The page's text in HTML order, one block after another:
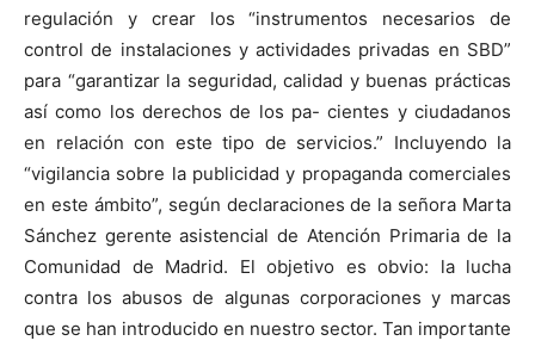
regulación y crear los “instrumentos necesarios de
control de instalaciones y actividades privadas en SBD”
para “garantizar la seguridad, calidad y buenas prácticas
así como los derechos de los pa- cientes y ciudadanos
en relación con este tipo de servicios.” Incluyendo la
“vigilancia sobre la publicidad y propaganda comerciales
en este ámbito”, según declaraciones de la señora Marta
Sánchez gerente asistencial de Atención Primaria de la
Comunidad de Madrid. El objetivo es obvio: la lucha
contra los abusos de algunas corporaciones y marcas
que se han introducido en nuestro sector. Tan importante